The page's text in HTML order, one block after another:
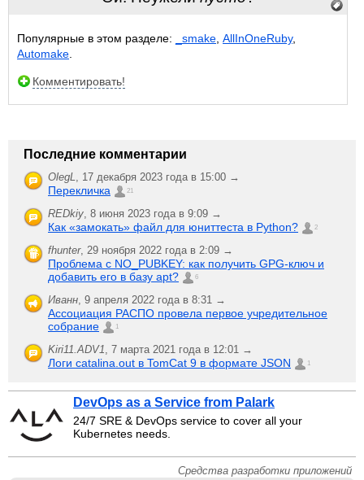
Популярные в этом разделе: _smake AllInOneRuby,
Automake
Комментировать!
Последние комментарии
OlegL, 17 декабря 2023 года в 15:00 →
Перекличка 21
REDkiy, 8 июня 2023 года в 9:09 →
Как «замокать» файл для юниттеста в Python? 2
fhunter, 29 ноября 2022 года в 2:09 →
Проблема с NO_PUBKEY: как получить GPG-ключ и
добавить его в базу apt?
6
Иванн, 9 апреля 2022 года в 8:31 →
Ассоциация РАСПО провела первое учредительное
собрание
1
Kiri11.ADV1, 7 марта 2021 года в 12:01 →
Логи catalina.out в TomCat 9 в формате JSON 1
DevOps as a Service from Palark
24/7 SRE & DevOps service to cover all your
Kubernetes needs.
Средства разработки приложений